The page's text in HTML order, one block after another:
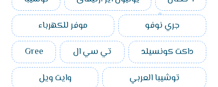
جري نوفو
موفر للكهرباء
داكت كونسيلد
تي سي ال
Gree
توشيبا العربي
وايت ويل